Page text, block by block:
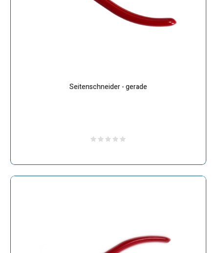
Seitenschneider - gerade